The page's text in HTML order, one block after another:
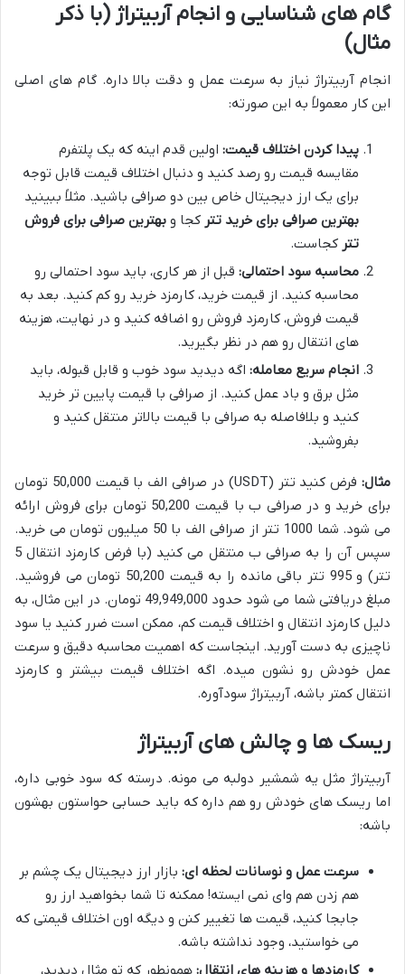
گام های شناسایی و انجام آربیتراژ (با ذکر
مثال)
انجام آربیتراژ نیاز به سرعت عمل و دقت بالا داره. گام های اصلی
این کار معمولاً به این صورته:
پیدا کردن اختلاف قیمت: اولین قدم اینه که یک پلتفرم
مقایسه قیمت رو رصد کنید و دنبال اختلاف قیمت قابل توجه
برای یک ارز دیجیتال خاص بین دو صرافی باشید. مثلاً ببینید
بهترین صرافی برای خرید تتر کجا و بهترین صرافی برای فروش
تتر کجاست.
محاسبه سود احتمالی: قبل از هر کاری، باید سود احتمالی رو
محاسبه کنید. از قیمت خرید، کارمزد خرید رو کم کنید. بعد به
قیمت فروش، کارمزد فروش رو اضافه کنید و در نهایت، هزینه
های انتقال رو هم در نظر بگیرید.
انجام سریع معامله: اگه دیدید سود خوب و قابل قبوله، باید
مثل برق و باد عمل کنید. از صرافی با قیمت پایین تر خرید
کنید و بلافاصله به صرافی با قیمت بالاتر منتقل کنید و
بفروشید.
مثال:
فرض کنید تتر (USDT) در صرافی الف با قیمت 50,000 تومان
برای خرید و در صرافی ب با قیمت 50,200 تومان برای فروش ارائه
می شود. شما 1000 تتر از صرافی الف با 50 میلیون تومان می خرید.
سپس آن را به صرافی ب منتقل می کنید (با فرض کارمزد انتقال 5
تتر) و 995 تتر باقی مانده را به قیمت 50,200 تومان می فروشید.
مبلغ دریافتی شما می شود حدود 49,949,000 تومان. در این مثال، به
دلیل کارمزد انتقال و اختلاف قیمت کم، ممکن است ضرر کنید یا سود
ناچیزی به دست آورید. اینجاست که اهمیت محاسبه دقیق و سرعت
عمل خودش رو نشون میده. اگه اختلاف قیمت بیشتر و کارمزد
انتقال کمتر باشه، آربیتراژ سودآوره.
ریسک ها و چالش های آربیتراژ
آربیتراژ مثل یه شمشیر دولبه می مونه. درسته که سود خوبی داره،
اما ریسک های خودش رو هم داره که باید حسابی حواستون بهشون
باشه:
سرعت عمل و نوسانات لحظه ای: بازار ارز دیجیتال یک چشم بر
هم زدن هم وای نمی ایسته! ممکنه تا شما بخواهید ارز رو
جابجا کنید، قیمت ها تغییر کنن و دیگه اون اختلاف قیمتی که
می خواستید، وجود نداشته باشه.